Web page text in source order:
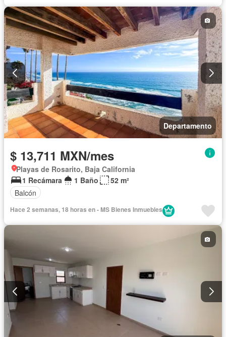
Departamento
$ 13,711 MXN/mes
Playas de Rosarito, Baja California
1 Recámara
1 Baño
52 m²
Balcón
Hace 2 semanas, 18 horas en - MS Bienes Inmuebles